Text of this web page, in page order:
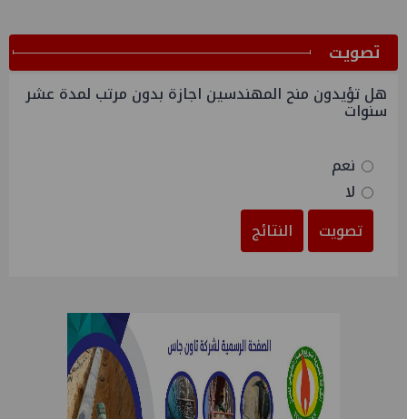
ﺗﺼﻮﻳﺖ
هل تؤيدون منح المهندسين اجازة بدون مرتب لمدة عشر
سنوات
نعم
لا
تصويت
النتائج